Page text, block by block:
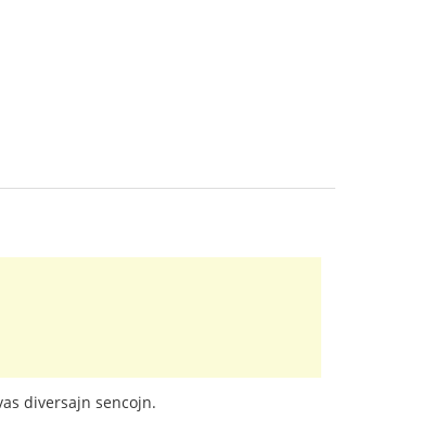
diversajn sencojn.